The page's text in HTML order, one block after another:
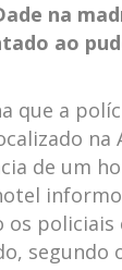
na
ao
que a
na
de um
policiais
segundo